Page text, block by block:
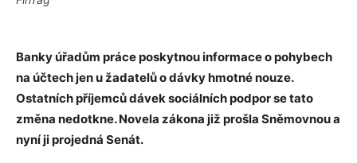
Banky úřadům práce poskytnou informace o pohybech
na účtech jen u žadatelů o dávky hmotné nouze.
Ostatních příjemců dávek sociálních podpor se tato
změna nedotkne. Novela zákona již prošla Sněmovnou a
nyní ji projedná Senát.